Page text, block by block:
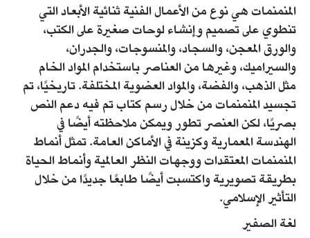
المنمنمات هي نوع من الأعمال الفنية ثنائية الأبعاد التي
تنطوي على تصميم وإنشاء لوحات صغيرة على الكتب،
والورق المعجن، والسجاد، والمنسوجات، والجدران،
والسيراميك، وغيرها من العناصر باستخدام المواد الخام
مثل الذهب، والفضة، والمواد العضوية المختلفة. تاريخيًا، تم
تجسيد المنمنمات من خلال رسم كتاب تم فيه دعم النص
بصريًا، لكن العنصر تطور ويمكن ملاحظته أيضًا في
الهندسة المعمارية وكزينة في الأماكن العامة. تمثل أنماط
المنمنمات المعتقدات ووجهات النظر العالمية وأنماط الحياة
بطريقة تصويرية واكتسبت أيضًا طابعًا جديدًا من خلال
التأثير الإسلامي.
لغة الصفير